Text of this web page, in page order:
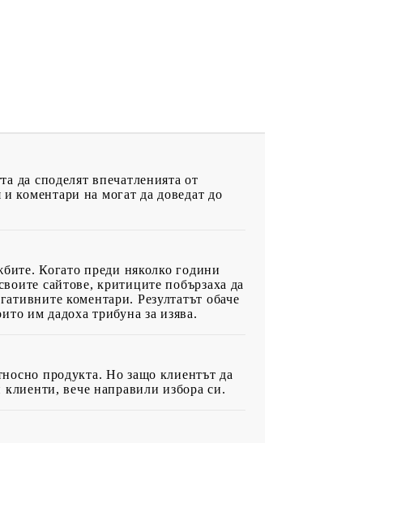
да споделят впечатленията от
коментари на могат да доведат до
Когато преди няколко години
сайтове, критиците побързаха да
коментари. Резултатът обаче
им дадоха трибуна за изява.
продукта. Но защо клиентът да
вече направили избора си.